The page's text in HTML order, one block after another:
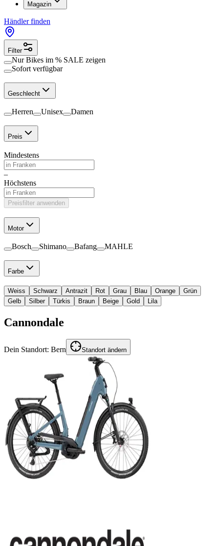
Magazin
Händler finden
Filter
Nur Bikes im % SALE zeigen
Sofort verfügbar
Geschlecht
Herren Unisex Damen
Preis
Mindestens
–
Höchstens
Preisfilter anwenden
Motor
Bosch Shimano Bafang MAHLE
Farbe
Weiss Schwarz Antrazit Rot Grau Blau Orange
Grün
Gelb
Silber Türkis Braun Beige Gold Lila
Cannondale
Dein Standort: Bern Standort ändern